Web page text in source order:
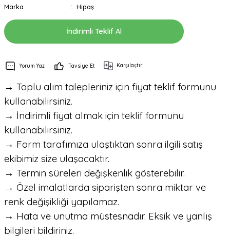
Marka
Hipaş
İndirimli Teklif Al
Yorum Yaz Tavsiye Et Karşılaştır
→ Toplu alım talepleriniz için fiyat teklif formunu
kullanabilirsiniz.
→ İndirimli fiyat almak için teklif formunu
kullanabilirsiniz.
→ Form tarafımıza ulaştıktan sonra ilgili satış
ekibimiz size ulaşacaktır.
→ Termin süreleri değişkenlik gösterebilir.
→ Özel imalatlarda siparişten sonra miktar ve
renk değişikliği yapılamaz.
→ Hata ve unutma müstesnadır. Eksik ve yanlış
bilgileri bildiriniz.